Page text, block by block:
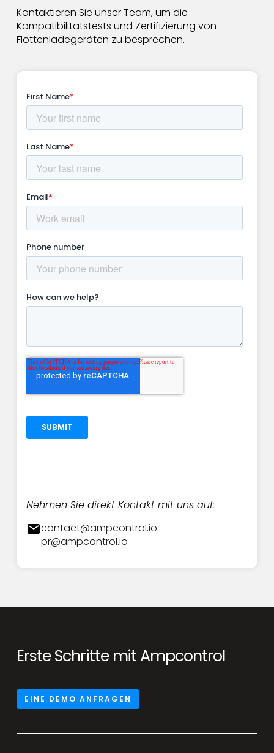
Kontaktieren Sie unser Team, um die
Kompatibilitätstests und Zertifizierung von
Flottenladegeräten zu besprechen.
Nehmen Sie direkt Kontakt mit uns auf:
contact@ampcontrol.io
pr@ampcontrol.io
Erste Schritte mit Ampcontrol
EINE DEMO ANFRAGEN